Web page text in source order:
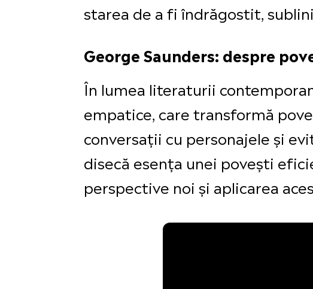
starea de a fi îndrăgostit,
George Saunders: despre
În lumea literaturii
empatice, care transformă
conversații cu personajele și
disecă esența unei povești
perspective noi și aplicarea